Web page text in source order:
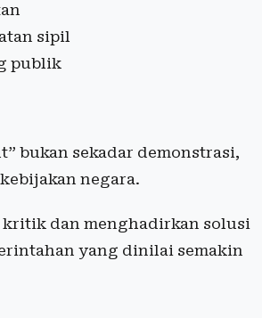
sipil
publik
bukan sekadar demonstrasi,
negara.
kritik dan menghadirkan solusi
yang dinilai semakin